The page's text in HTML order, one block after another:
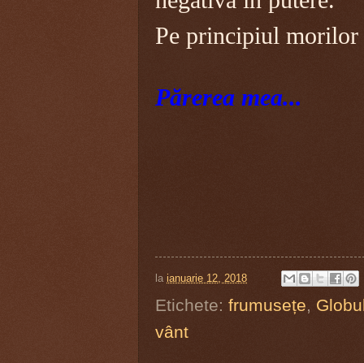
Pe principiul morilor
Părerea mea...
la ianuarie 12, 2018
Etichete: frumusețe,
vânt